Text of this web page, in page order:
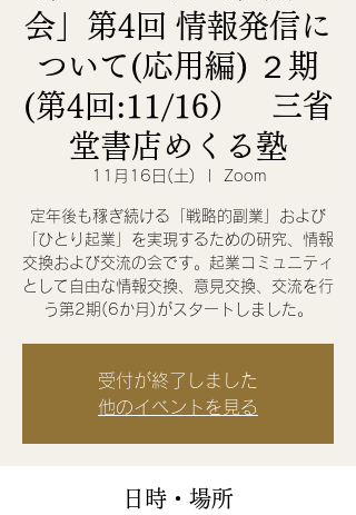
会」第4回 情報発信に
ついて(応用編) ２期
(第4回:11/16） 三省
堂書店めくる塾
11月16日(土) Zoom
定年後も稼ぎ続ける「戦略的副業」および
「ひとり起業」を実現するための研究、情報
交換および交流の会です。起業コミュニティ
として自由な情報交換、意見交換、交流を行
う第2期(6か月)がスタートしました。
受付が終了しました
他のイベントを見る
日時・場所